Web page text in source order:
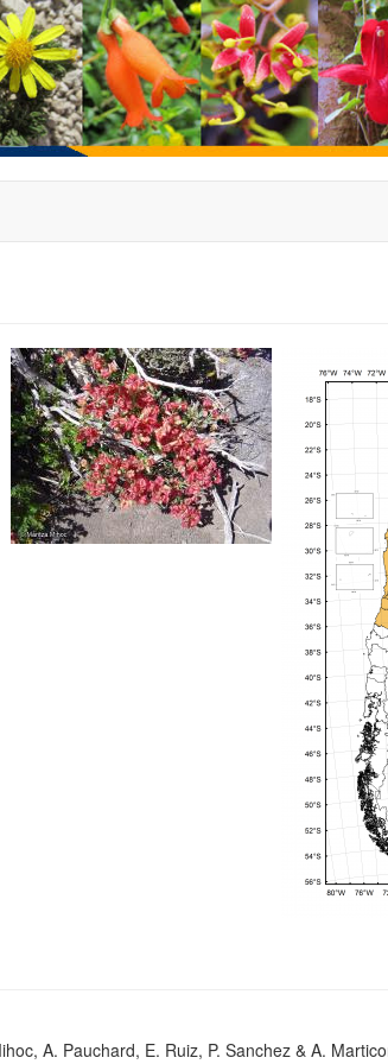
A. Pauchard, E. Ruiz, P. Sanchez & A.